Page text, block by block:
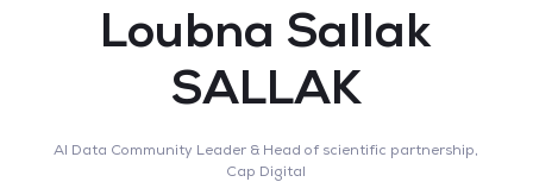
Loubna Sallak
SALLAK
AI Data Community Leader & Head of scientific partnership,
Cap Digital